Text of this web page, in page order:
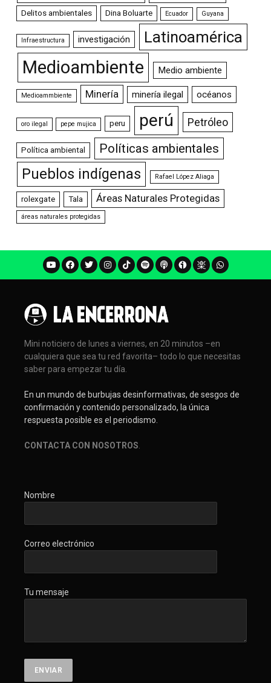
Delitos ambientales Dina Boluarte Ecuador Guyana
Infraestructura investigación Latinoamérica
Medioambiente Medio ambiente
Medioammbiente Minería minería ilegal océanos
oro ilegal pepe mujica peru perú Petróleo
Política ambiental Políticas ambientales
Pueblos indígenas Rafael López Aliaga
rolexgate Tala Áreas Naturales Protegidas
áreas naturales protegidas
Mini noticiero de lunes a viernes, en 20 minutos –en
cualquiera que sea tu red favorita– todo lo que necesitas
saber para empezar tu día.
En un mundo de burbujas desinformativas, de sesgos de
confirmación y contenido personalizado, la única
respuesta posible es el periodismo.
CONTACTA CON NOSOTROS
Nombre
Correo electrónico
Tu mensaje